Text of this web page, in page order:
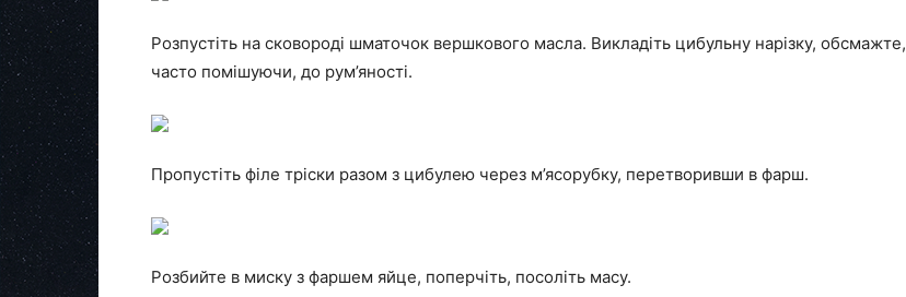
Розпустіть на сковороді шматочок вершкового масла. Викладіть цибульну нарізку, обсмажте,
часто помішуючи, до рум’яності.
Пропустіть філе тріски разом з цибулею через м’ясорубку, перетворивши в фарш.
Розбийте в миску з фаршем яйце, поперчіть, посоліть масу.